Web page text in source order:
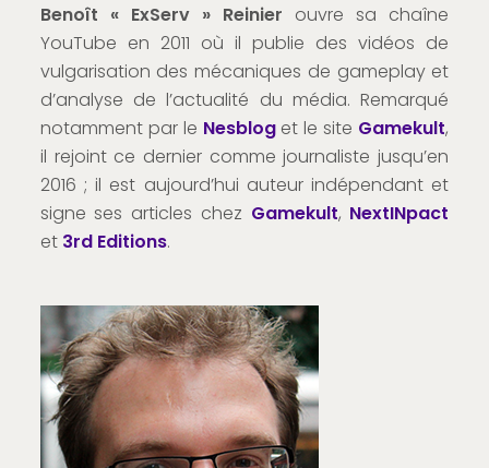
Benoît « ExServ » Reinier ouvre sa chaîne
YouTube en 2011 où il publie des vidéos de
vulgarisation des mécaniques de gameplay et
d’analyse de l’actualité du média. Remarqué
notamment par le Nesbloget le site Gamekult,
il rejoint ce dernier comme journaliste jusqu’en
2016 ; il est aujourd’hui auteur indépendant et
signe ses articles chez Gamekult, NextINpact
et 3rd Editions.